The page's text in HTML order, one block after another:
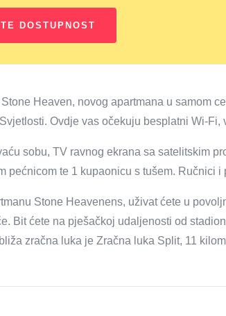
Heaven, novog apartmana u samom
Ovdje vas očekuju besplatni Wi-Fi,
sobu, TV ravnog ekrana sa satelitskim
pećnicom te 1 kupaonicu s tušem. Ručnici i
Stone Heavenens, uživat ćete u
Bit ćete na pješačkoj udaljenosti od
zračna luka je Zračna luka Split, 11